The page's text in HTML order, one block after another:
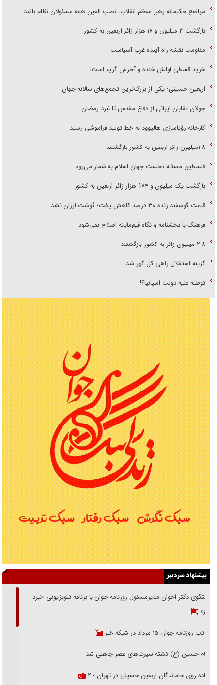
مواضع حکیمانه رهبر معظم انقلاب، نصب العین همه مسئولان نظام باشد
بازگشت ۳ میلیون و ۱۷ هزار زائر اربعین به کشور
مقاومت نقشه راه آینده غرب آسیاست
خرید قسطی اولش خنده و آخرش گریه است!
اربعین حسینی؛ یکی از بزرگ‌ترین تجمع‌های سالانه جهان
جولان عقابان ایرانی از دفاع مقدس تا نبرد رمضان
کارخانه رؤیاسازی هالیوود به خط تولید فراموشی رسید
۱.۸میلیون زائر اربعین به کشور بازگشتند
فلسطین مسئله نخست جهان اسلام به شمار می‌رود
بازگشت یک میلیون و ۹۷۴ هزار زائر اربعین به کشور
قیمت گوسفند زنده ۳۰ درصد کاهش یافت؛ گوشت ارزان نشد
فرهنگ با بخشنامه و نگاه قیم‌مآبانه اصلاح نمی‌شود
۲.۸ میلیون زائر به کشور بازگشتند
گزینه استقلال راهی گل گهر شد
توطئه علیه دولت اسپانیا؟!
پیشنهاد سردبیر
گفتگوی دکتر اخوان مدیرمسئول روزنامه جوان با برنامه تلویزیونی «نبرد
هرمز»
بازتاب روزنامه جوان ۱۵ مرداد در شبکه خبر
امام حسین (ع) کشته سیرت‌های عصر جاهلی شد
پیاده روی جاماندگان اربعین حسینی در تهران - ۲